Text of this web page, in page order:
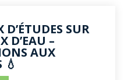
SUR
D’EAU –
AUX